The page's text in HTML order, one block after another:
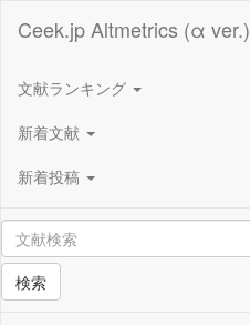
Ceek.jp Altmetrics (α ver.)
文献ランキング
新着文献
新着投稿
検索